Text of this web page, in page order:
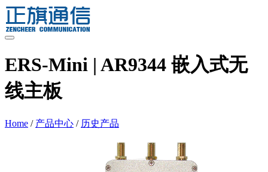
Skip
to
content
ERS-Mini | AR9344 嵌入式无
线主板
Home / 产品中心 / 历史产品